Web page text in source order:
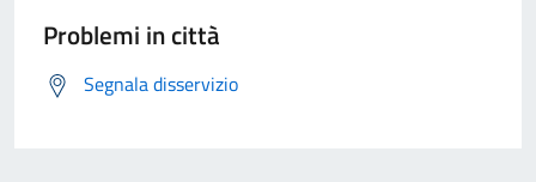
Problemi in città
Segnala disservizio